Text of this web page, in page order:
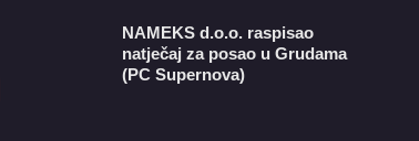
NAMEKS d.o.o. raspisao
natječaj za posao u Grudama
(PC Supernova)